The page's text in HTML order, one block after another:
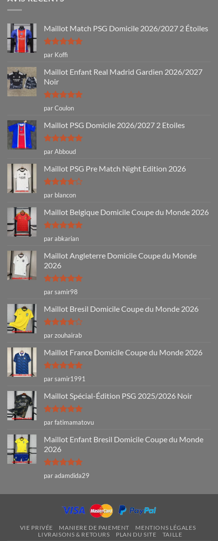
Maillot Match PSG Domicile 2026/2027 2 Étoiles
Note5sur
5
par Koffi
Maillot Enfant Real Madrid Gardien 2026/2027
Noir
Note5sur
5
par Coulon
Maillot PSG Domicile 2026/2027 2 Etoiles
Note5sur
5
par Abboud
Maillot PSG Pre Match Night Edition 2026
Note4
sur 5
par blancon
Maillot Belgique Domicile Coupe du Monde 2026
Note5sur
5
par abkarian
Maillot Angleterre Domicile Coupe du Monde
2026
Note5sur
5
par samir98
Maillot Bresil Domicile Coupe du Monde 2026
Note4
sur 5
par zouhairab
Maillot France Domicile Coupe du Monde 2026
Note5sur
5
par samir1991
Maillot Spécial-Édition PSG 2025/2026 Noir
Note5sur
5
par fatimamatovu
Maillot Enfant Bresil Domicile Coupe du Monde
2026
Note5sur
5
par adamdida29
VIE PRIVÉE MANIERE DE PAIEMENT
MENTIONS LÉGALES
LIVRAISONS & RETOURS
PLAN DU SITE TAILLE